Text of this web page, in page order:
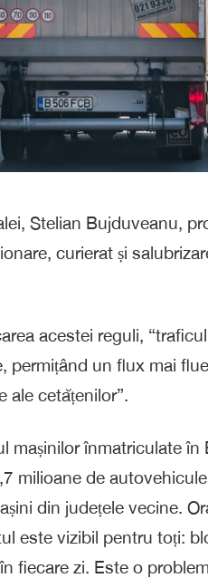
Stelian Bujduveanu,
curierat și
acestei reguli,
permițând un flux mai
ale cetățenilor”.
mașinilor înmatriculate
milioane de
din județele vecine.
este vizibil pentru toți:
fiecare zi. Este o